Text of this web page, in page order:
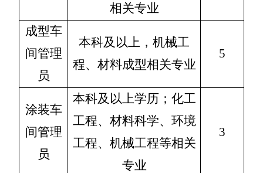
相关专业
成型车
间管理
员
本科及以上，机械工
程、材料成型相关专业
5
涂装车
间管理
员
本科及以上学历；化工
工程、材料科学、环境
工程、机械工程等相关
专业
3